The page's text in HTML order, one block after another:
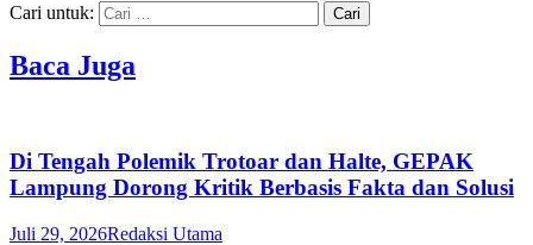
Cari untuk:
Baca Juga
Di Tengah Polemik Trotoar dan Halte, GEPAK
Lampung Dorong Kritik Berbasis Fakta dan Solusi
Juli 29, 2026Redaksi Utama